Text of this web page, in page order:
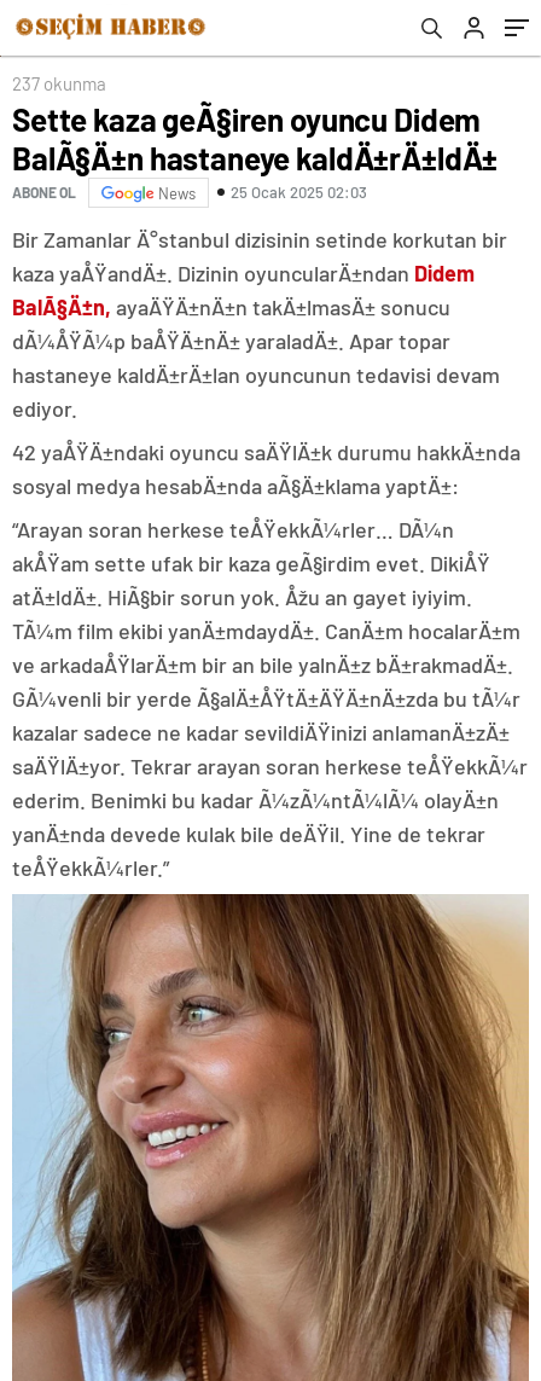
237 okunma
Sette kaza geÃ§iren oyuncu Didem
BalÃ§Ä±n hastaneye kaldÄ±rÄ±ldÄ±
ABONE OL News 25 Ocak 2025 02:03
Bir Zamanlar Ä°stanbul dizisinin setinde korkutan bir
kaza yaÅŸandÄ±. Dizinin oyuncularÄ±ndan Didem
BalÃ§Ä±n, ayaÄŸÄ±nÄ±n takÄ±lmasÄ± sonucu
dÃ¼ÅŸÃ¼p baÅŸÄ±nÄ± yaraladÄ±. Apar topar
hastaneye kaldÄ±rÄ±lan oyuncunun tedavisi devam
ediyor.
42 yaÅŸÄ±ndaki oyuncu saÄŸlÄ±k durumu hakkÄ±nda
sosyal medya hesabÄ±nda aÃ§Ä±klama yaptÄ±:
“Arayan soran herkese teÅŸekkÃ¼rler… DÃ¼n
akÅŸam sette ufak bir kaza geÃ§irdim evet. DikiÅŸ
atÄ±ldÄ±. HiÃ§bir sorun yok. Åžu an gayet iyiyim.
TÃ¼m film ekibi yanÄ±mdaydÄ±. CanÄ±m hocalarÄ±m
ve arkadaÅŸlarÄ±m bir an bile yalnÄ±z bÄ±rakmadÄ±.
GÃ¼venli bir yerde Ã§alÄ±ÅŸtÄ±ÄŸÄ±nÄ±zda bu tÃ¼r
kazalar sadece ne kadar sevildiÄŸinizi anlamanÄ±zÄ±
saÄŸlÄ±yor. Tekrar arayan soran herkese teÅŸekkÃ¼r
ederim. Benimki bu kadar Ã¼zÃ¼ntÃ¼lÃ¼ olayÄ±n
yanÄ±nda devede kulak bile deÄŸil. Yine de tekrar
teÅŸekkÃ¼rler.”